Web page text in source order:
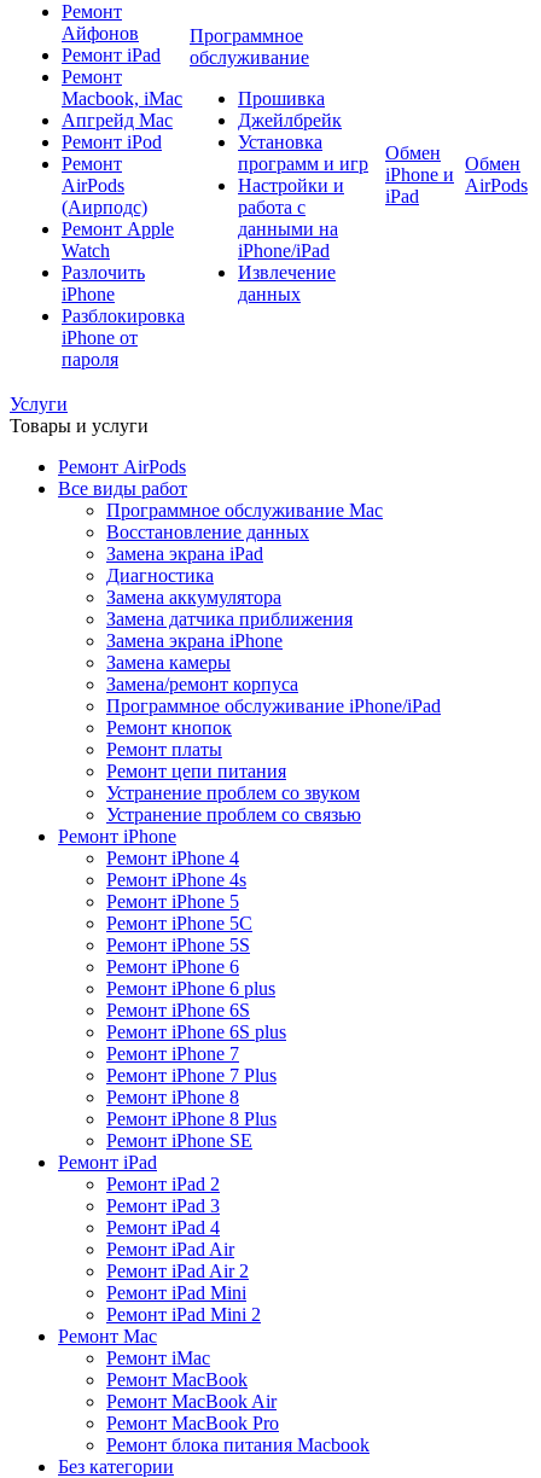
Ремонт
Айфонов
Ремонт iPad
Ремонт
Macbook, iMac
Апгрейд Mac
Ремонт iPod
Ремонт
AirPods
(Аирподс)
Ремонт Apple
Watch
Разлочить
iPhone
Разблокировка
iPhone от
пароля
Программное
обслуживание
Прошивка
Джейлбрейк
Установка
программ и игр
Настройки и
работа с
данными на
iPhone/iPad
Извлечение
данных
Обмен
iPhone и
iPad
Обмен
AirPods
Услуги
Товары и услуги
Ремонт AirPods
Все виды работ
Программное обслуживание Mac
Восстановление данных
Замена экрана iPad
Диагностика
Замена аккумулятора
Замена датчика приближения
Замена экрана iPhone
Замена камеры
Замена/ремонт корпуса
Программное обслуживание iPhone/iPad
Ремонт кнопок
Ремонт платы
Ремонт цепи питания
Устранение проблем со звуком
Устранение проблем со связью
Ремонт iPhone
Ремонт iPhone 4
Ремонт iPhone 4s
Ремонт iPhone 5
Ремонт iPhone 5C
Ремонт iPhone 5S
Ремонт iPhone 6
Ремонт iPhone 6 plus
Ремонт iPhone 6S
Ремонт iPhone 6S plus
Ремонт iPhone 7
Ремонт iPhone 7 Plus
Ремонт iPhone 8
Ремонт iPhone 8 Plus
Ремонт iPhone SE
Ремонт iPad
Ремонт iPad 2
Ремонт iPad 3
Ремонт iPad 4
Ремонт iPad Air
Ремонт iPad Air 2
Ремонт iPad Mini
Ремонт iPad Mini 2
Ремонт Mac
Ремонт iMac
Ремонт MacBook
Ремонт MacBook Air
Ремонт MacBook Pro
Ремонт блока питания Macbook
Без категории